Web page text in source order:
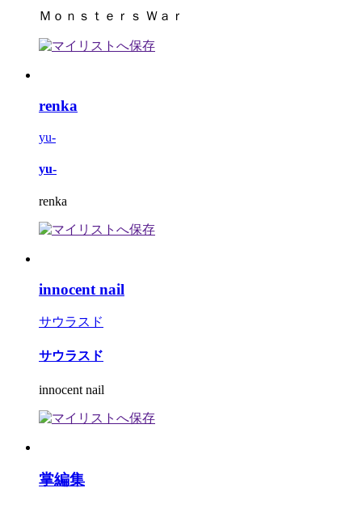
Ｍｏｎｓｔｅｒｓ Ｗａｒ
renka
yu-
yu-
renka
innocent nail
サウラスド
サウラスド
innocent nail
掌編集